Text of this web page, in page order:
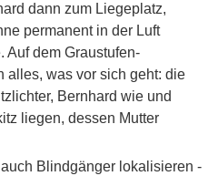
dann zum Liegeplatz,
permanent in der Luft
Auf dem Graustufen-
alles, was vor sich geht: die
Bernhard wie und
liegen, dessen Mutter
Blindgänger lokalisieren -